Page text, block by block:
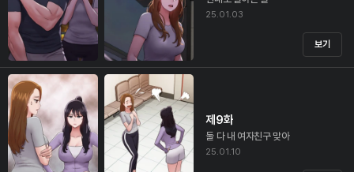
25.01.03
보기
제9화
둘 다 내 여자친구 맞아
25.01.10